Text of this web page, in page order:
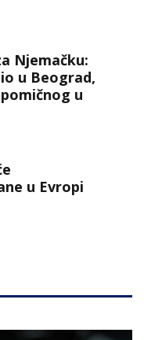
Njemačku:
u Beograd,
u
u Evropi